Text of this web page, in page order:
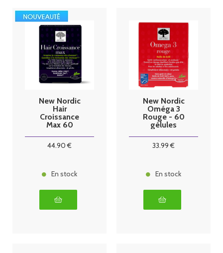
New Nordic
Hair
Croissance
Max 60
44.90 €
En stock
New Nordic
Oméga 3
Rouge - 60
gélules
33.99 €
En stock